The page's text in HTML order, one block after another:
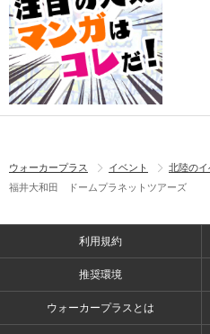
ウォーカープラス イベント 北陸のイ
福井大和田 ドームプラネットツアーズ
利用規約
推奨環境
ウォーカープラスとは